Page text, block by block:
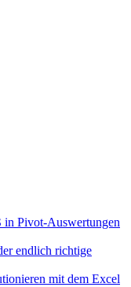
in Pivot-Auswertungen
endlich richtige
mit dem Excel